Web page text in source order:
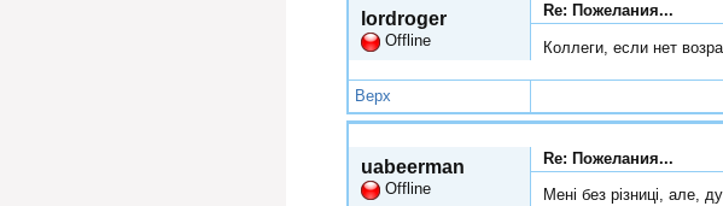
lordroger
Offline
Re: Пожелания...
Коллеги, если нет
Верх
uabeerman
Offline
Re: Пожелания...
Мені без різниці, але,